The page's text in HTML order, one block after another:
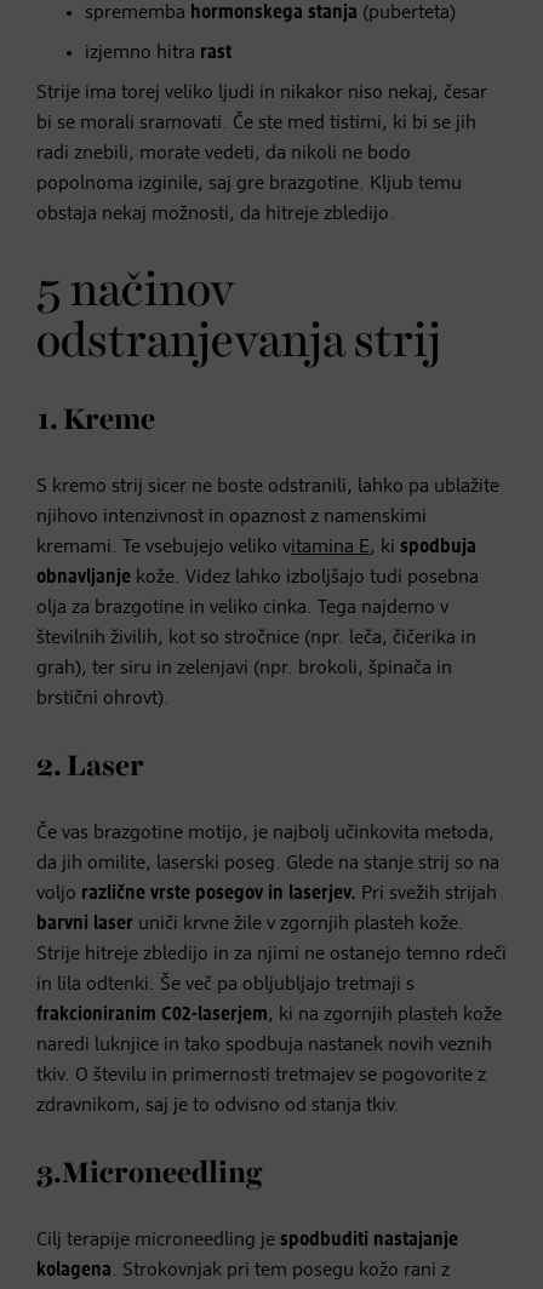
sprememba hormonskega stanja (puberteta)
izjemno hitra rast
Strije ima torej veliko ljudi in nikakor niso nekaj, česar
bi se morali sramovati. Če ste med tistimi, ki bi se jih
radi znebili, morate vedeti, da nikoli ne bodo
popolnoma izginile, saj gre brazgotine. Kljub temu
obstaja nekaj možnosti, da hitreje zbledijo.
5 načinov
odstranjevanja strij
1. Kreme
S kremo strij sicer ne boste odstranili, lahko pa ublažite
njihovo intenzivnost in opaznost z namenskimi
kremami. Te vsebujejo veliko vitamina E, ki spodbuja
obnavljanje kože. Videz lahko izboljšajo tudi posebna
olja za brazgotine in veliko cinka. Tega najdemo v
številnih živilih, kot so stročnice (npr. leča, čičerika in
grah), ter siru in zelenjavi (npr. brokoli, špinača in
brstični ohrovt).
2. Laser
Če vas brazgotine motijo, je najbolj učinkovita metoda,
da jih omilite, laserski poseg. Glede na stanje strij so na
voljo različne vrste posegov in laserjev. Pri svežih strijah
barvni laser uniči krvne žile v zgornjih plasteh kože.
Strije hitreje zbledijo in za njimi ne ostanejo temno rdeči
in lila odtenki. Še več pa obljubljajo tretmaji s
frakcioniranim C02-laserjem, ki na zgornjih plasteh kože
naredi luknjice in tako spodbuja nastanek novih veznih
tkiv. O številu in primernosti tretmajev se pogovorite z
zdravnikom, saj je to odvisno od stanja tkiv.
3.Microneedling
Cilj terapije microneedling je spodbuditi nastajanje
kolagena. Strokovnjak pri tem posegu kožo rani z